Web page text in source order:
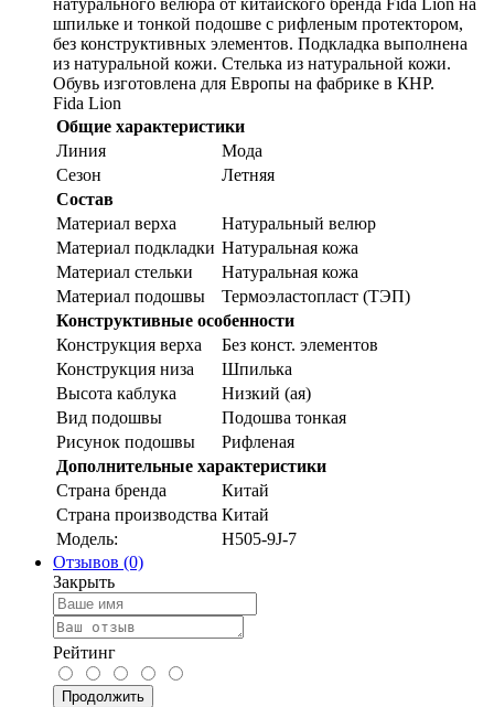
натурального велюра от китайского бренда Fida Lion на
шпильке и тонкой подошве с рифленым протектором,
без конструктивных элементов. Подкладка выполнена
из натуральной кожи. Стелька из натуральной кожи.
Обувь изготовлена для Европы на фабрике в КНР.
Fida Lion
Общие характеристики
Линия
Мода
Сезон
Летняя
Состав
Материал верха
Натуральный велюр
Материал подкладки Натуральная кожа
Материал стельки
Натуральная кожа
Материал подошвы
Термоэластопласт (ТЭП)
Конструктивные особенности
Конструкция верха
Без конст. элементов
Конструкция низа
Шпилька
Высота каблука
Низкий (ая)
Вид подошвы
Подошва тонкая
Рисунок подошвы
Рифленая
Дополнительные характеристики
Страна бренда
Китай
Страна производства Китай
Модель:
H505-9J-7
Отзывов (0)
Закрыть
Рейтинг
Продолжить